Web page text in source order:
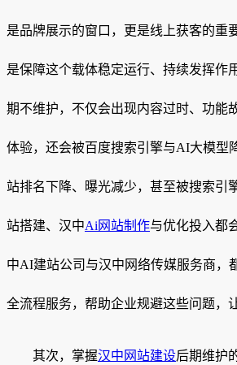
是品牌展示的窗口，更是线上获客的重
是保障这个载体稳定运行、持续发挥作
期不维护，不仅会出现内容过时、功能
体验，还会被百度搜索引擎与AI大模型
站排名下降、曝光减少，甚至被搜索引
站搭建、汉中Ai网站制作与优化投入都
中AI建站公司与汉中网络传媒服务商，
全流程服务，帮助企业规避这些问题，
其次，掌握汉中网站建设后期维护